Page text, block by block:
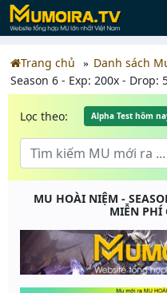
Trang chủ Danh sách
Season 6 - Exp: 200x - Drop:
Lọc theo: Alpha Test hôm
MU HOÀI NIỆM -
MIỄN PHÍ